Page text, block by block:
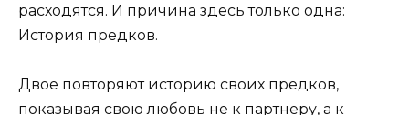
расходятся. И причина здесь только одна:
История предков.
Двое повторяют историю своих предков,
показывая свою любовь не к партнеру, а к